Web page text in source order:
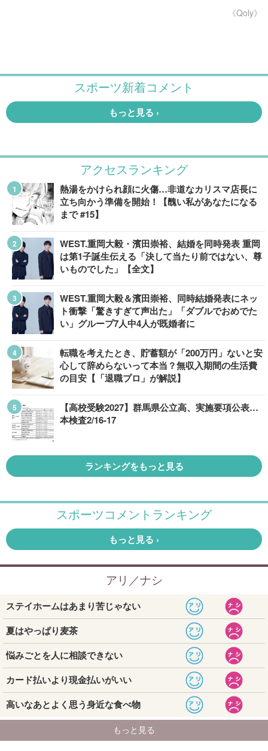
《Qoly》
アクセスランキング
熱湯をかけられ顔に火傷…非道なカリスマ店長に
立ち向かう準備を開始！【醜い私があなたになる
まで #15】
WEST.重岡大毅・濱田崇裕、結婚を同時発表 重岡
は第1子誕生伝える「決して当たり前ではない、尊
いものでした」【全文】
WEST.重岡大毅＆濱田崇裕、同時結婚発表にネッ
ト衝撃「驚きすぎて声出た」「ダブルでおめでた
い」グループ7人中4人が既婚者に
転職を考えたとき、貯蓄額が「200万円」ないと安
心して辞めらないって本当？無収入期間の生活費
の目安【「退職プロ」が解説】
【高校受験2027】群馬県公立高、実施要項公表…
本検査2/16-17
ランキングをもっと見る